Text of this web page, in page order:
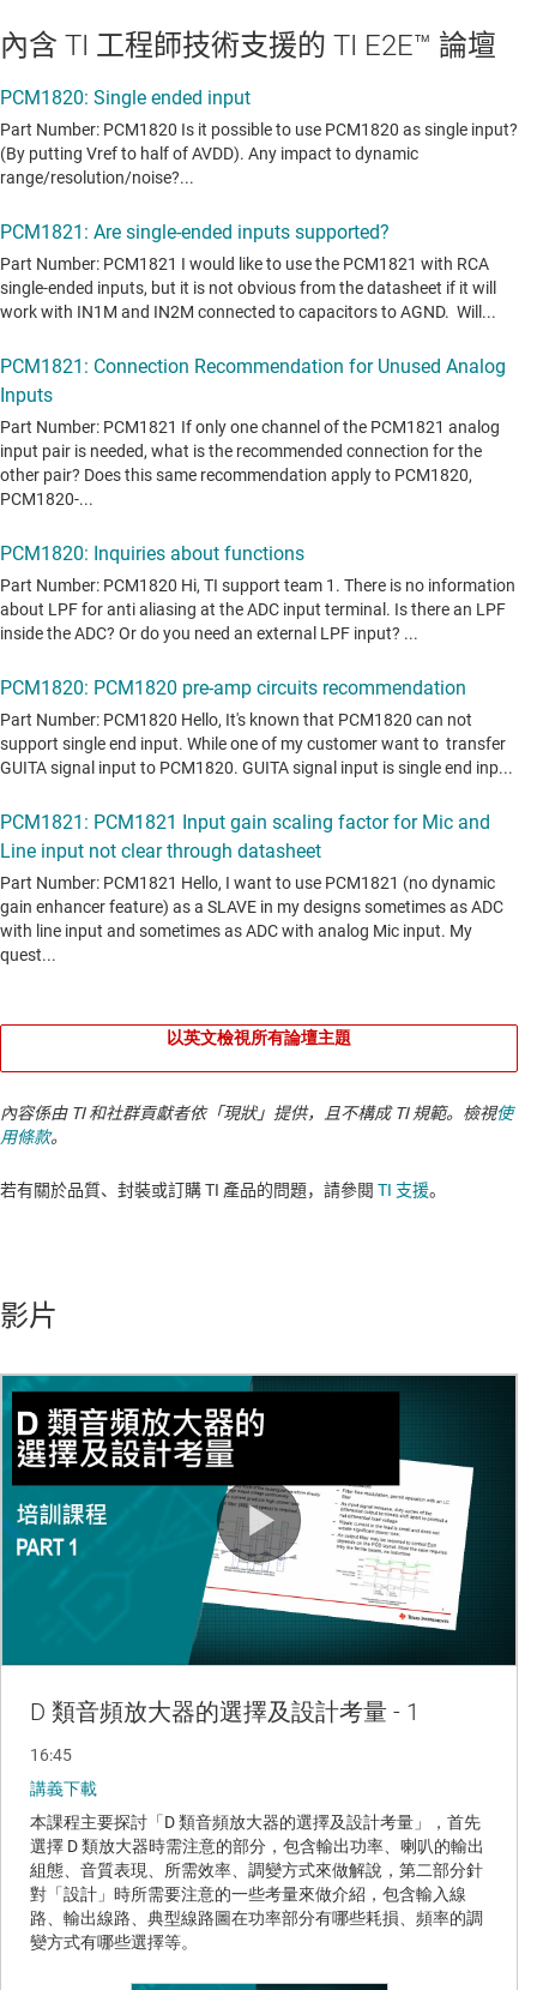
內含 TI 工程師技術支援的 TI E2E™ 論壇
以英文檢視所有論壇主題
內容係由 TI 和社群貢獻者依「現狀」提供，且不構成 TI 規範。檢視使
用條款。
若有關於品質、封裝或訂購 TI 產品的問題，請參閱 TI 支援。​​​​​​​​​​​​​​
影片